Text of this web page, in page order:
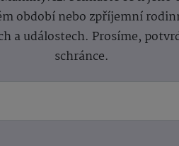
období nebo zpříjemní
a událostech. Prosíme,
schránce.